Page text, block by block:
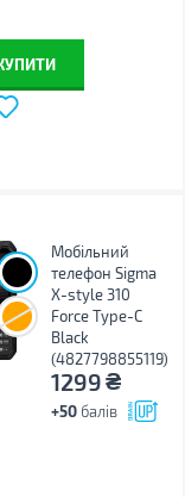
Мобільний
телефон Sigma
X-style 310
Force Type-C
Black
(4827798855119)
1299₴
+50 балів